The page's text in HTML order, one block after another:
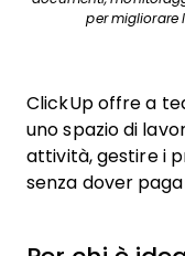
per migliorare
ClickUp offre a
uno spazio di
attività, gestire i
senza dover